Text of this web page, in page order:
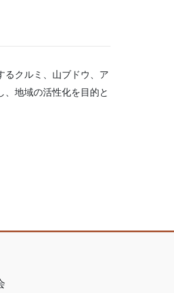
るクルミ、山ブドウ、ア
、地域の活性化を目的と